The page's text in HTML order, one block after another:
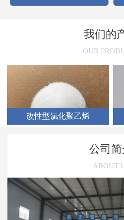
我们的
OUR
改性型氯化聚乙烯
公司简
ABOUT